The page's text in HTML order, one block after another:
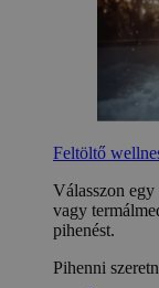
Feltöltő
Válasszon
vagy
pihenést.
Pihenni